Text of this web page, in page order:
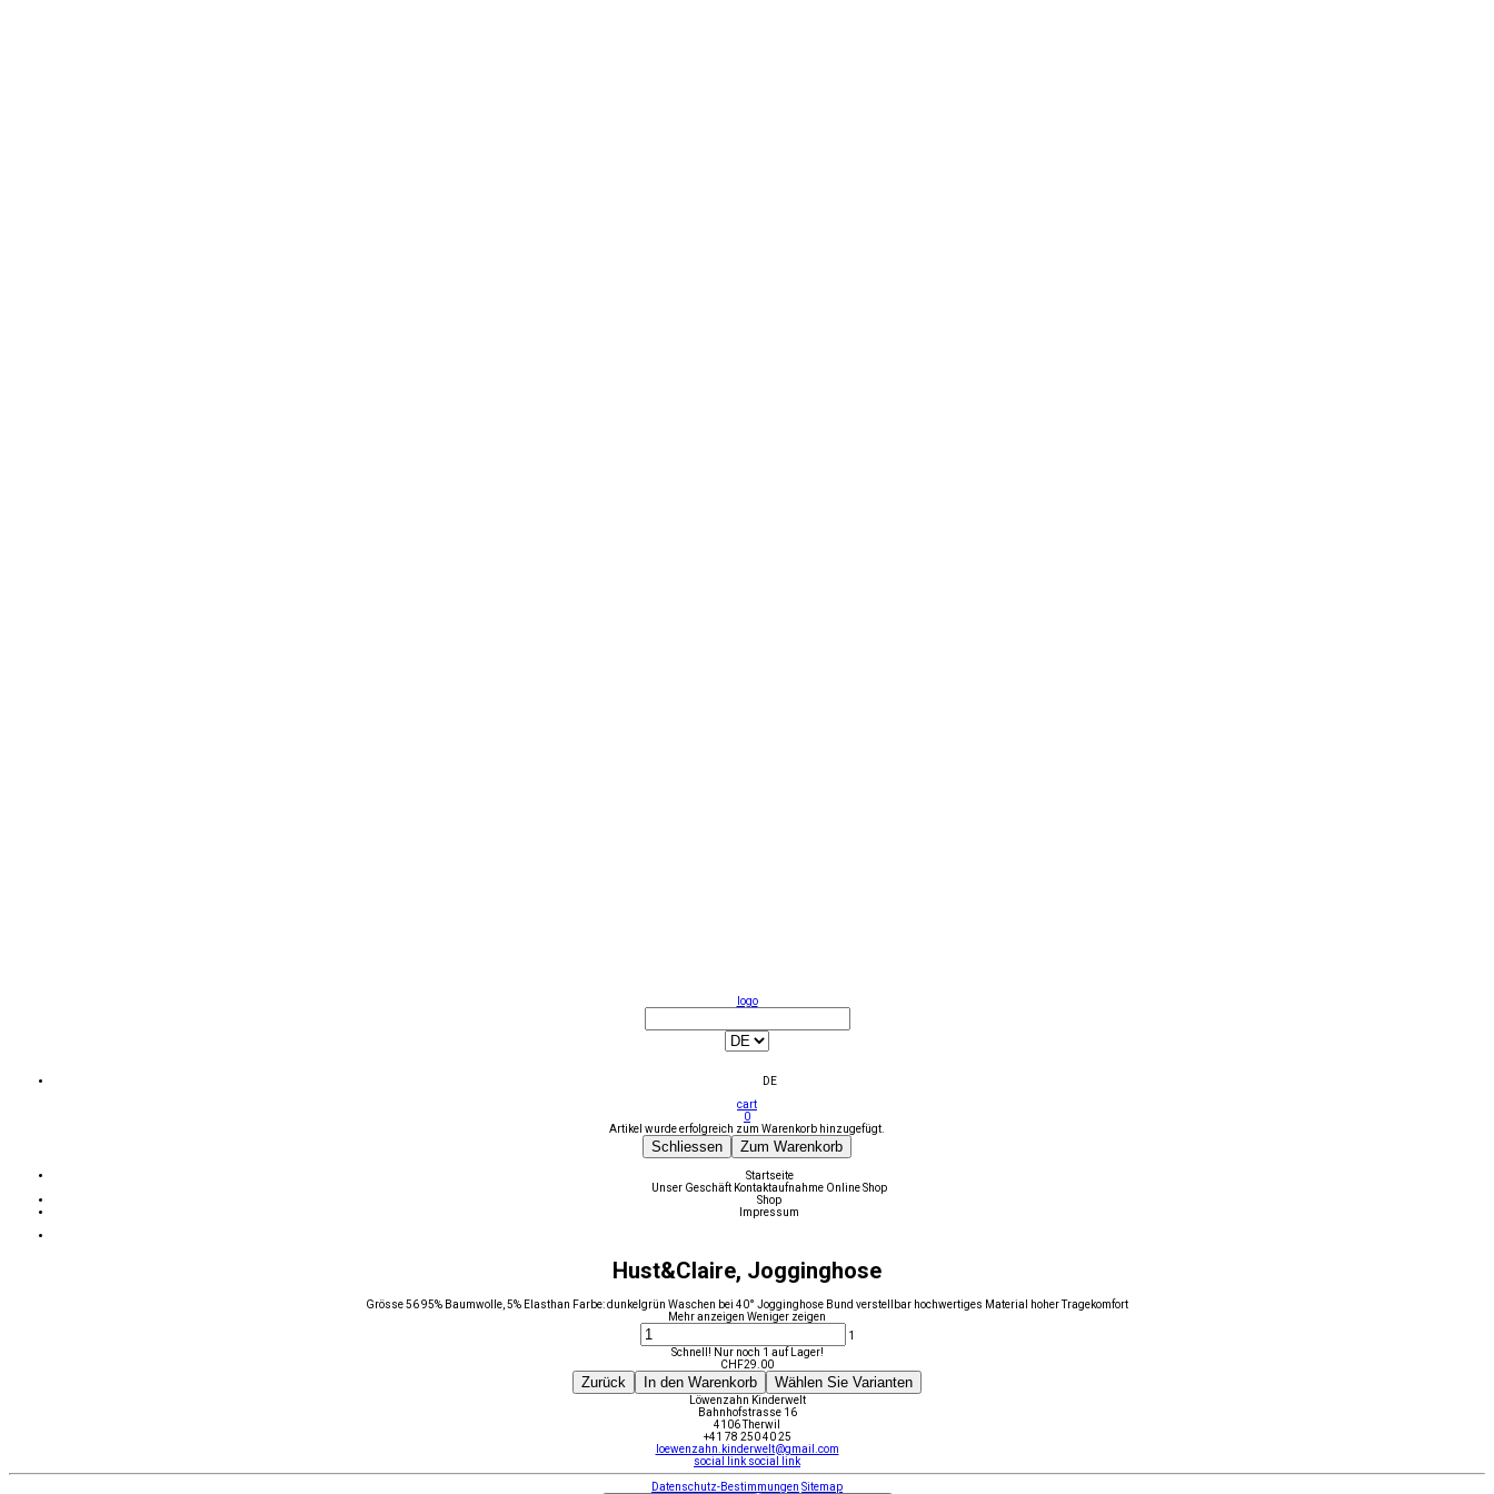
logo
DE
cart
0
Artikel wurde erfolgreich zum Warenkorb hinzugefügt.
Schliessen Zum Warenkorb
Startseite
Unser Geschäft Kontaktaufnahme Online Shop
Shop
Impressum
Hust&Claire, Jogginghose
Grösse 56 95% Baumwolle, 5% Elasthan Farbe: dunkelgrün Waschen bei 40° Jogginghose Bund verstellbar hochwertiges Material hoher Tragekomfort
Mehr anzeigen Weniger zeigen
1
Schnell! Nur noch 1 auf Lager!
CHF29.00
Zurück In den Warenkorb Wählen Sie Varianten
Löwenzahn Kinderwelt
Bahnhofstrasse 16
4106 Therwil
+41 78 250 40 25
loewenzahn.kinderwelt@gmail.com
social link social link
Datenschutz-Bestimmungen Sitemap